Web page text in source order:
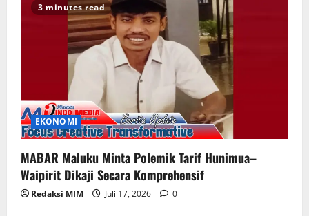
3 minutes read
EKONOMI
MABAR Maluku Minta Polemik Tarif Hunimua–
Waipirit Dikaji Secara Komprehensif
Redaksi MIM Juli 17, 2026 0